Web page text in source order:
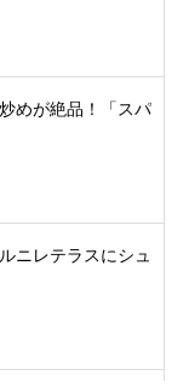
めが絶品！「スパ
ニレテラスにシュ